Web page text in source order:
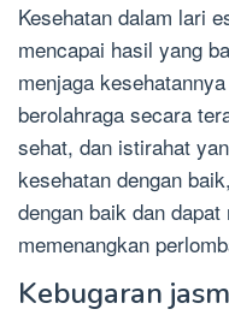
Kesehatan dalam lari
mencapai hasil yang
menjaga
berolahraga secara
sehat, dan istirahat
kesehatan dengan
dengan baik dan
memenangkan
Kebugaran